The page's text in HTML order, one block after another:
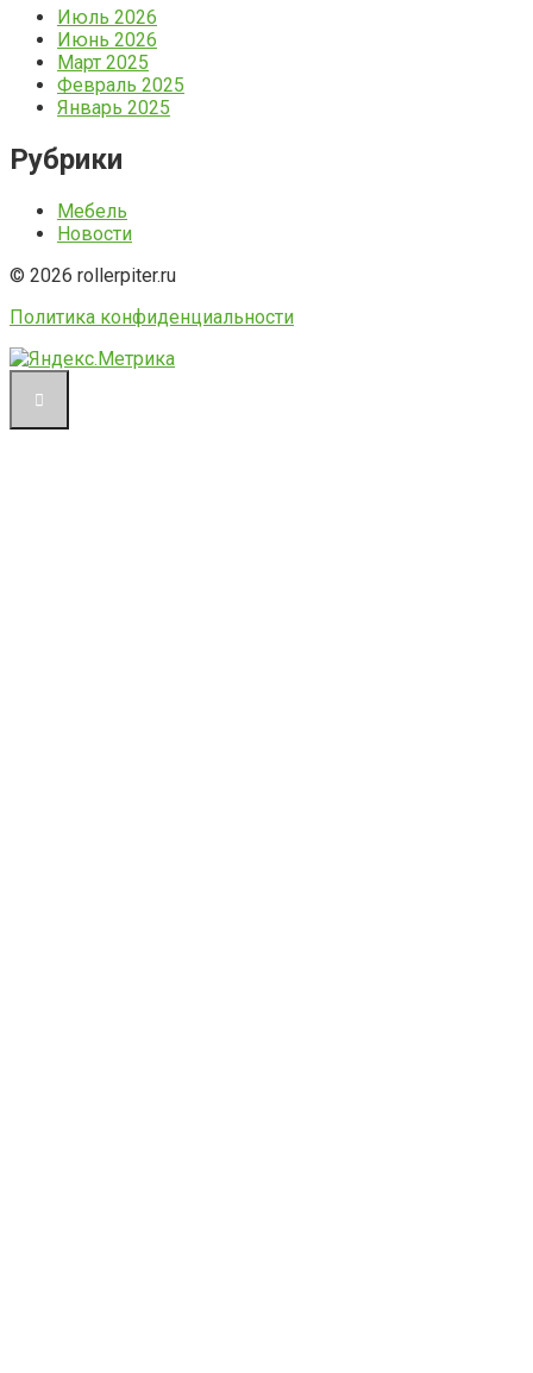
Июль 2026
Июнь 2026
Март 2025
Февраль 2025
Январь 2025
Рубрики
Мебель
Новости
© 2026 rollerpiter.ru
Политика конфиденциальности